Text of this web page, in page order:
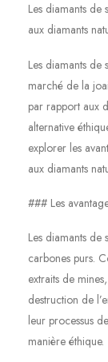
Les diamants de
aux diamants
Les diamants de
marché de la
par rapport aux
alternative
explorer les
aux diamants
### Les
Les diamants de
carbones purs.
extraits de
destruction de
leur processus
manière éthique.